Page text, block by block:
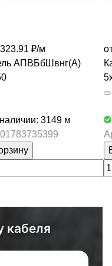
₽/м
АПВБбШвнг(А)
3149 м
01783735399
кабеля